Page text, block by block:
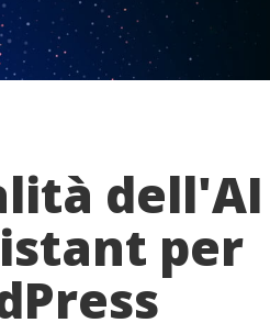
dell'AI
per